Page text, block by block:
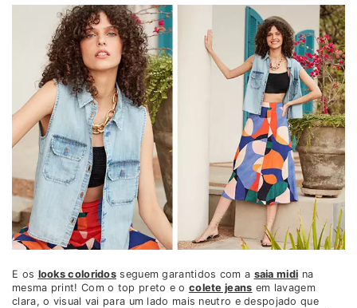
E os looks coloridos seguem garantidos com a saia midi na
mesma print! Com o top preto e o colete jeans em lavagem
clara, o visual vai para um lado mais neutro e despojado que